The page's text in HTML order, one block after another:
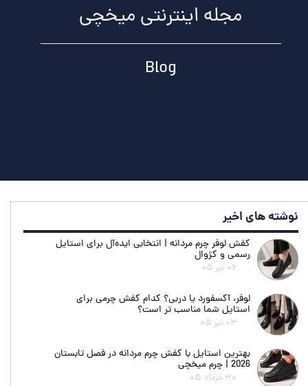
مجله اینترنتی میخچی
Blog
نوشته های اخیر
کفش لوفر چرم مردانه | انتخابی ایده‌آل برای استایل
رسمی و کژوال
۰۶ تیر ۰۵
لوفر، آکسفورد یا دربی؟ کدام کفش چرمی برای
استایل شما مناسب تر است؟
۰۳ تیر ۰۵
بهترین استایل با کفش چرم مردانه در فصل تابستان
2026 | چرم میخچی
۳۰ خرداد ۰۵